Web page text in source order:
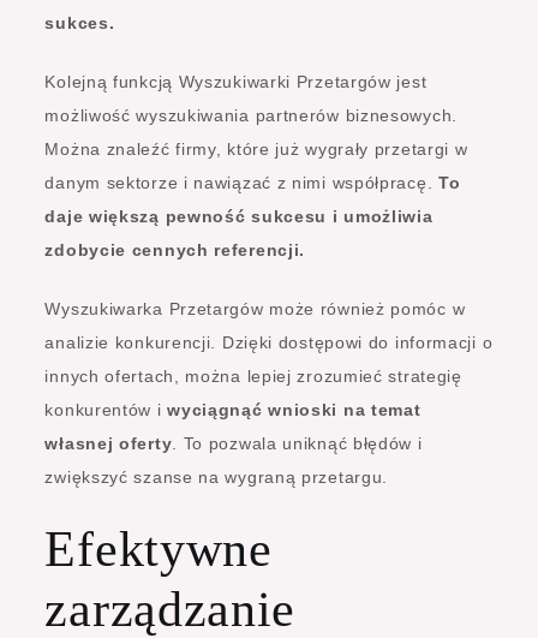
sukces.
Kolejną funkcją Wyszukiwarki Przetargów jest
możliwość wyszukiwania partnerów biznesowych.
Można znaleźć firmy, które już wygrały przetargi w
danym sektorze i nawiązać z nimi współpracę. To
daje większą pewność sukcesu i umożliwia
zdobycie cennych referencji.
Wyszukiwarka Przetargów może również pomóc w
analizie konkurencji. Dzięki dostępowi do informacji o
innych ofertach, można lepiej zrozumieć strategię
konkurentów iwyciągnąć wnioski na temat
własnej oferty . To pozwala uniknąć błędów i
zwiększyć szanse na wygraną przetargu.
Efektywne
zarządzanie